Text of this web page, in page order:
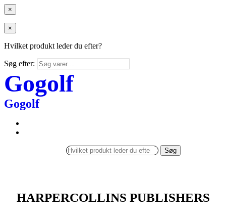
×
×
Hvilket produkt leder du efter?
Søg efter:
Gogolf
Gogolf
Søg
HARPERCOLLINS PUBLISHERS